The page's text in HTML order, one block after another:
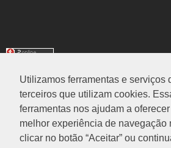
Utilizamos ferramentas e serviços
terceiros que utilizam cookies.
ferramentas nos ajudam a
melhor experiência de navegação
clicar no botão “Aceitar” ou
TRANSLATE
Select Language▼